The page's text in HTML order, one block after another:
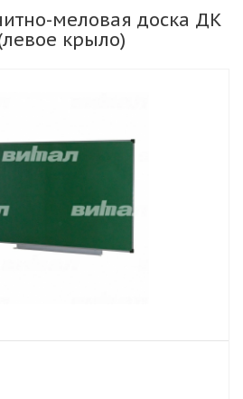
меловая доска ДК
крыло)